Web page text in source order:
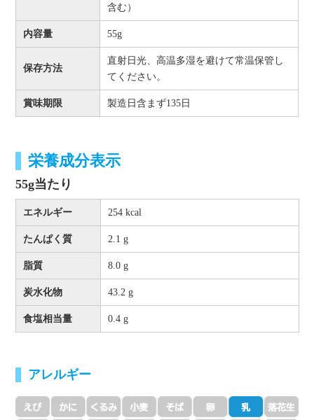
含む）
内容量 55g
保存方法
直射日光、高温多湿を避けて常温保管し
てください。
賞味期限 製造日含まず135日
栄養成分表示
55g当たり
エネルギー 254 kcal
たんぱく質 2.1 g
脂質 8.0 g
炭水化物 43.2 g
食塩相当量 0.4 g
アレルギー